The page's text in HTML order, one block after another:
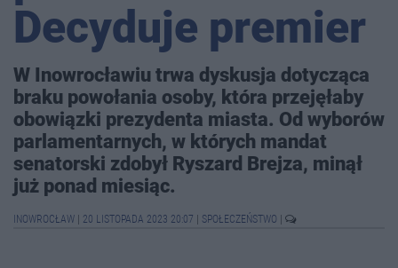
Decyduje premier
W Inowrocławiu trwa dyskusja dotycząca
braku powołania osoby, która przejęłaby
obowiązki prezydenta miasta. Od wyborów
parlamentarnych, w których mandat
senatorski zdobył Ryszard Brejza, minął
już ponad miesiąc.
INOWROCŁAW 20 LISTOPADA 2023 20:07 SPOŁECZEŃSTWO